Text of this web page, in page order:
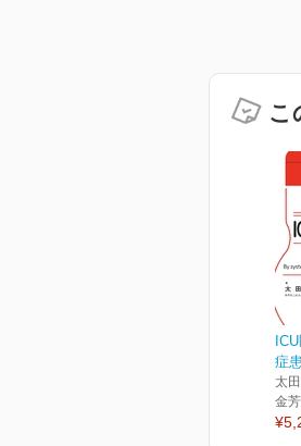
こ
症
太
金